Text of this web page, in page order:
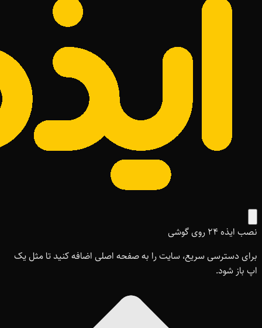
نصب ایذه ۲۴ روی گوشی
برای دسترسی سریع، سایت را به صفحه اصلی اضافه کنید تا مثل یک
اپ باز شود.